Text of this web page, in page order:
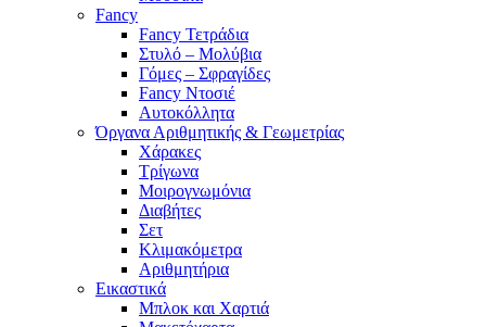
Fancy
Fancy Τετράδια
Στυλό – Μολύβια
Γόμες – Σφραγίδες
Fancy Ντοσιέ
Αυτοκόλλητα
Όργανα Αριθμητικής & Γεωμετρίας
Χάρακες
Τρίγωνα
Mοιρογνωμόνια
Διαβήτες
Σετ
Κλιμακόμετρα
Αριθμητήρια
Εικαστικά
Μπλοκ και Χαρτιά